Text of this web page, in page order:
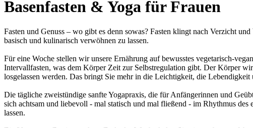
Basenfasten & Yoga für Frauen
Fasten und Genuss – wo gibt es denn sowas? Fasten klingt nach Verzicht
basisch und kulinarisch verwöhnen zu lassen.
Für eine Woche stellen wir unsere Ernährung auf bewusstes vegetarisch-
Intervallfasten, was dem Körper Zeit zur Selbstregulation gibt. Der Körper
losgelassen werden. Das bringt Sie mehr in die Leichtigkeit, die Lebendigkeit
Die tägliche zweistündige sanfte Yogapraxis, die für Anfängerinnen und
sich achtsam und liebevoll - mal statisch und mal fließend - im Rhythmus
lassen.